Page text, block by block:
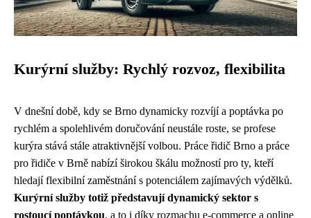
Kurýrní služby: Rychlý rozvoz, flexibilita
V dnešní době, kdy se Brno dynamicky rozvíjí a poptávka po
rychlém a spolehlivém doručování neustále roste, se profese
kurýra stává stále atraktivnější volbou. Práce řidič Brno a práce
pro řidiče v Brně nabízí širokou škálu možností pro ty, kteří
hledají flexibilní zaměstnání s potenciálem zajímavých výdělků.
Kurýrní služby totiž představují dynamický sektor s
rostoucí poptávkou, a to i díky rozmachu e-commerce a online